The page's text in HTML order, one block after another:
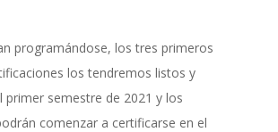
programándose, los tres primeros
los tendremos listos y
primer semestre de 2021 y los
comenzar a certificarse en el